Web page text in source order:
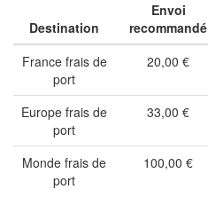
Destination
Envoi
recommandé
France frais de
port
20,00 €
Europe frais de
port
33,00 €
Monde frais de
port
100,00 €